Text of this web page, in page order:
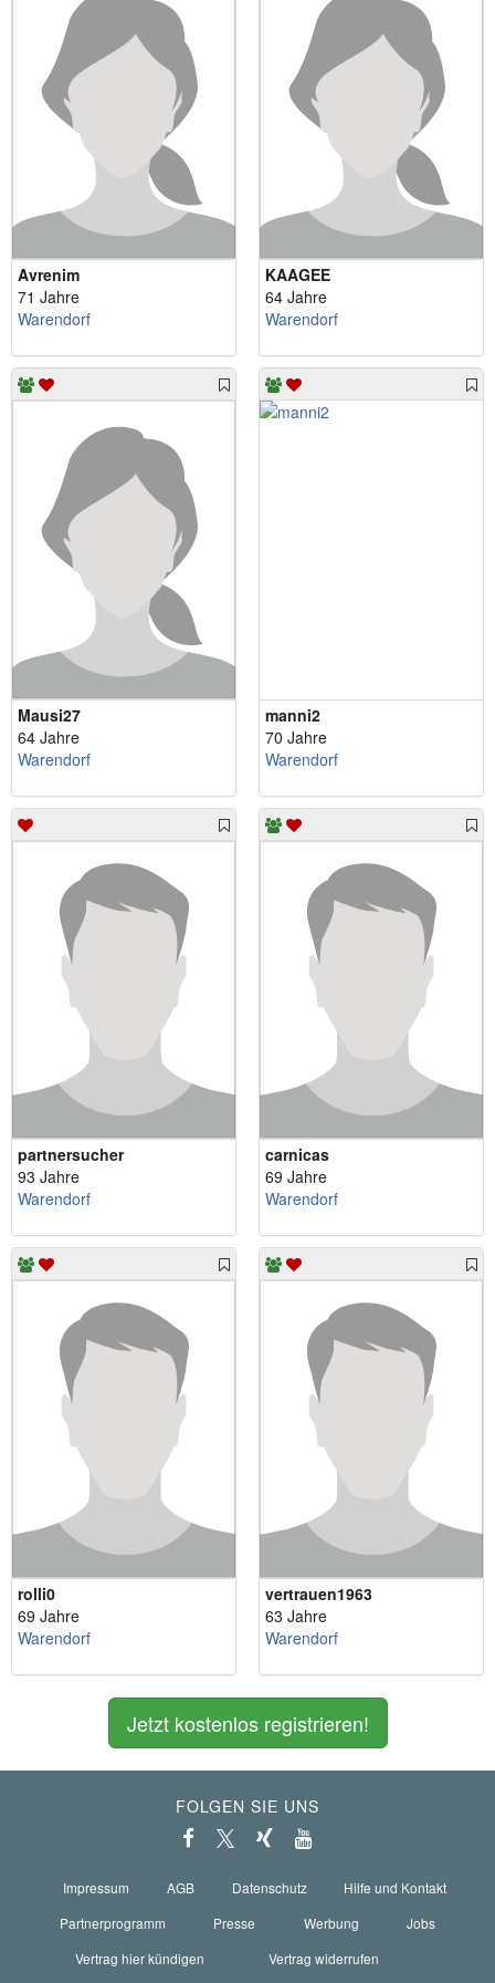
Avrenim
71 Jahre
Warendorf
KAAGEE
64 Jahre
Warendorf
Mausi27
64 Jahre
Warendorf
manni2
70 Jahre
Warendorf
partnersucher
93 Jahre
Warendorf
carnicas
69 Jahre
Warendorf
rolli0
69 Jahre
Warendorf
vertrauen1963
63 Jahre
Warendorf
Jetzt kostenlos registrieren!
FOLGEN SIE UNS
Impressum AGB Datenschutz
Hilfe und Kontakt
Partnerprogramm
Presse Werbung
Jobs
Vertrag hier kündigen
Vertrag widerrufen